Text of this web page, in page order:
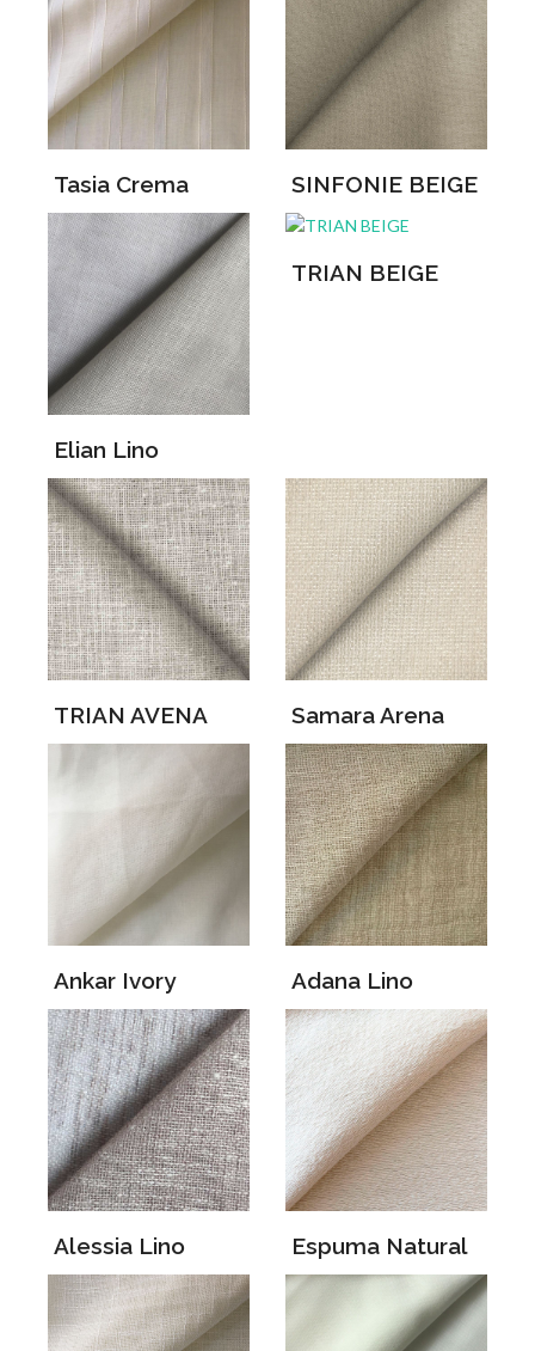
Tasia Crema SINFONIE BEIGE
Elian Lino
TRIAN BEIGE
TRIAN AVENA Samara Arena
Ankar Ivory Adana Lino
Alessia Lino Espuma Natural